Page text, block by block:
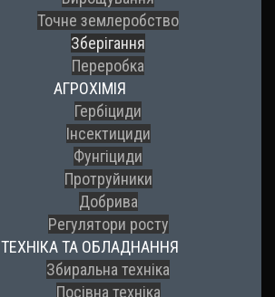
Точне землеробство
Зберігання
Переробка
АГРОХІМІЯ
Гербіциди
Інсектициди
Фунгіциди
Протруйники
Добрива
Регулятори росту
ТЕХНІКА ТА ОБЛАДНАННЯ
Збиральна техніка
Посівна техніка